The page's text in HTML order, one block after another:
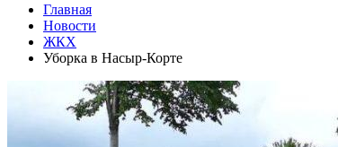
Главная
Новости
ЖКХ
Уборка в Насыр-Корте